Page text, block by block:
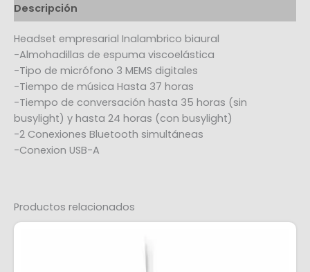
Descripción
Headset empresarial Inalambrico biaural
-Almohadillas de espuma viscoelástica
-Tipo de micrófono 3 MEMS digitales
-Tiempo de música Hasta 37 horas
-Tiempo de conversación hasta 35 horas (sin
busylight) y hasta 24 horas (con busylight)
-2 Conexiones Bluetooth simultáneas
-Conexion USB-A
Productos relacionados